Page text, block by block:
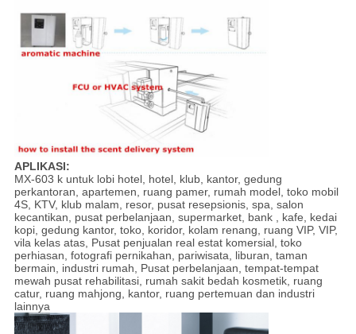
APLIKASI:
MX-603 k untuk lobi hotel, hotel, klub, kantor, gedung
perkantoran, apartemen, ruang pamer, rumah model, toko mobil
4S, KTV, klub malam, resor, pusat resepsionis, spa, salon
kecantikan, pusat perbelanjaan, supermarket, bank , kafe, kedai
kopi, gedung kantor, toko, koridor, kolam renang, ruang VIP, VIP,
vila kelas atas, Pusat penjualan real estat komersial, toko
perhiasan, fotografi pernikahan, pariwisata, liburan, taman
bermain, industri rumah, Pusat perbelanjaan, tempat-tempat
mewah pusat rehabilitasi, rumah sakit bedah kosmetik, ruang
catur, ruang mahjong, kantor, ruang pertemuan dan industri
lainnya